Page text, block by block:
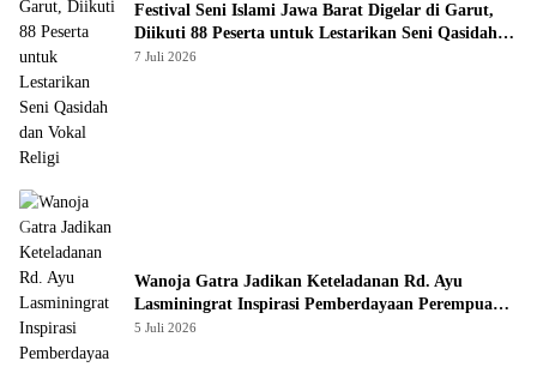
Festival Seni Islami Jawa Barat Digelar di Garut,
Diikuti 88 Peserta untuk Lestarikan Seni Qasidah
dan Vokal Religi
7 Juli 2026
Wanoja Gatra Jadikan Keteladanan Rd. Ayu
Lasminingrat Inspirasi Pemberdayaan Perempuan
Garut Utara
5 Juli 2026